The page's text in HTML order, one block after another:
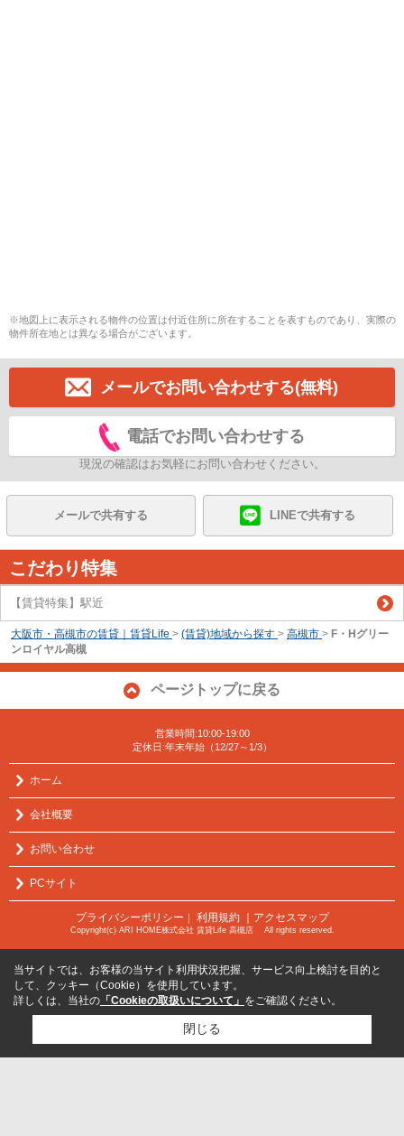
※地図上に表示される物件の位置は付近住所に所在することを表すものであり、実際の
物件所在地とは異なる場合がございます。
メールでお問い合わせする(無料)
電話でお問い合わせする
現況の確認はお気軽にお問い合わせください。
メールで共有する LINEで共有する
こだわり特集
【賃貸特集】駅近
大阪市・高槻市の賃貸｜賃貸Life > (賃貸)地域から探す > 高槻市 > F・Hグリー
ンロイヤル高槻
ページトップに戻る
営業時間:10:00-19:00
定休日:年末年始（12/27～1/3）
ホーム
会社概要
お問い合わせ
PCサイト
プライバシーポリシー 利用規約 ｜アクセスマップ
Copyright(c) ARI HOME株式会社 賃貸Life 高槻店 All rights reserved.
当サイトでは、お客様の当サイト利用状況把握、サービス向上検討を目的と
して、クッキー（Cookie）を使用しています。
詳しくは、当社の 「Cookieの取扱いについて」 をご確認ください。
閉じる